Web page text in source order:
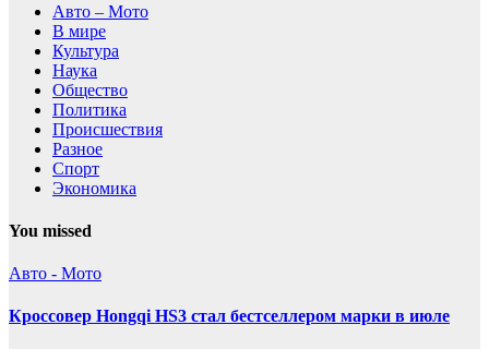
Авто – Мото
В мире
Культура
Наука
Общество
Политика
Происшествия
Разное
Спорт
Экономика
You missed
Авто - Мото
Кроссовер Hongqi HS3 стал бестселлером марки в июле